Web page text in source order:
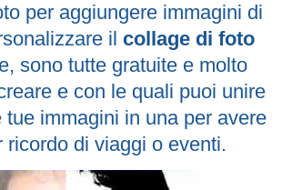
per aggiungere immagini di
il collage di foto
sono tutte gratuite e molto
e con le quali puoi unire
tue immagini in una per avere
ricordo di viaggi o eventi.